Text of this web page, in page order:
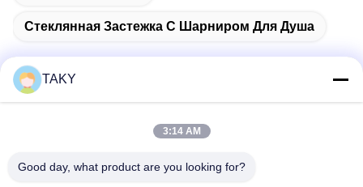
Стеклянная Застежка С Шарниром Для Душа
Быстрый контакт
Адрес
TAKY
3:14 AM
Good day, what product are you looking for?